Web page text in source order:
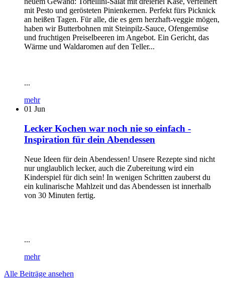
mit Pesto und gerösteten Pinienkernen. Perfekt fürs Picknick
an heißen Tagen. Für alle, die es gern herzhaft-veggie mögen,
haben wir Butterbohnen mit Steinpilz-Sauce, Ofengemüse
und fruchtigen Preiselbeeren im Angebot. Ein Gericht, das
Wärme und Waldaromen auf den Teller...
...
mehr
01 Jun
Lecker Kochen war noch nie so einfach -
Inspiration für dein Abendessen
Neue Ideen für dein Abendessen! Unsere Rezepte sind nicht
nur unglaublich lecker, auch die Zubereitung wird ein
Kinderspiel für dich sein! In wenigen Schritten zauberst du
ein kulinarische Mahlzeit und das Abendessen ist innerhalb
von 30 Minuten fertig.
...
mehr
Alle Beiträge ansehen